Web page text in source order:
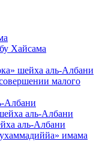
Хайсама
шейха аль-Албани
малого
Албани
аль-Албани
аль-Албани
имама